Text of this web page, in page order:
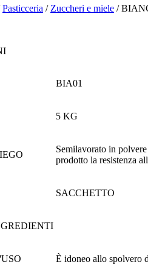
Pasticceria / Zuccheri e miele /
BIA01
5 KG
Semilavorato in
prodotto la resistenza
SACCHETTO
È idoneo allo spolvero